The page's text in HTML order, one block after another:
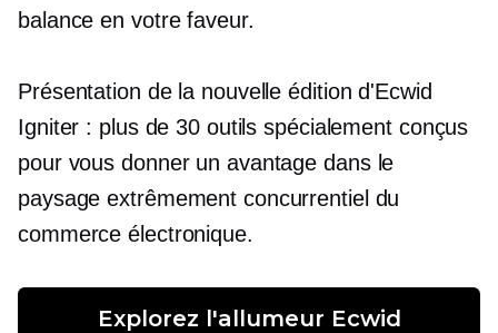
balance en votre faveur.
Présentation de la nouvelle édition d'Ecwid
Igniter : plus de 30 outils spécialement conçus
pour vous donner un avantage dans le
paysage extrêmement concurrentiel du
commerce électronique.
Explorez l'allumeur Ecwid